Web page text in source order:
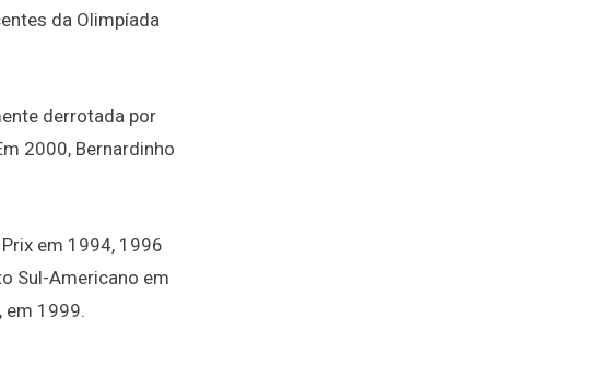
da Olimpíada
derrotada por
2000, Bernardinho
em 1994, 1996
Sul-Americano em
em 1999.